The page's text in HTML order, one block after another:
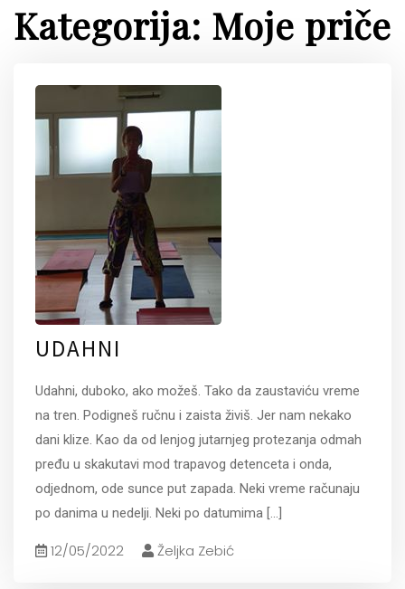
Kategorija: Moje priče
UDAHNI
Udahni, duboko, ako možeš. Tako da zaustaviću vreme
na tren. Podigneš ručnu i zaista živiš. Jer nam nekako
dani klize. Kao da od lenjog jutarnjeg protezanja odmah
pređu u skakutavi mod trapavog detenceta i onda,
odjednom, ode sunce put zapada. Neki vreme računaju
po danima u nedelji. Neki po datumima [...]
12/05/2022 Željka Zebić